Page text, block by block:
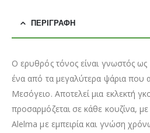
ΠΕΡΙΓΡΑΦΉ
Ο ερυθρός τόνος είναι γνωστός ως
ένα από τα μεγαλύτερα ψάρια που
Μεσόγειο. Αποτελεί μια εκλεκτή
προσαρμόζεται σε κάθε κουζίνα,
Alelma με εμπειρία και γνώση